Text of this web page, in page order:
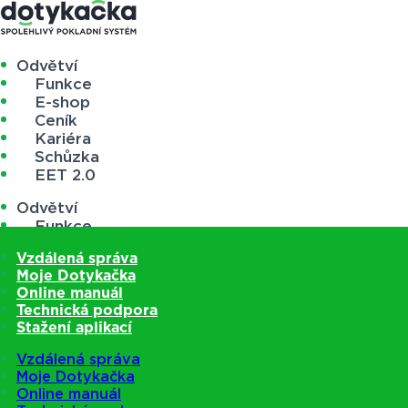
Odvětví
Funkce
E-shop
Ceník
Kariéra
Schůzka
EET 2.0
Odvětví
Funkce
Ceník
Kariéra
Schůzka
EET 2.0
Vzdálená správa
Moje Dotykačka
Online manuál
Technická podpora
Stažení aplikací
Vzdálená správa
Moje Dotykačka
Online manuál